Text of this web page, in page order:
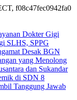
f08c47fec0942fa0
Dokter Gigi
SLHS, SPPG
Desak BGN
yang Menolong
dan Sukandar
di SDN 8
Tanggung Jawab